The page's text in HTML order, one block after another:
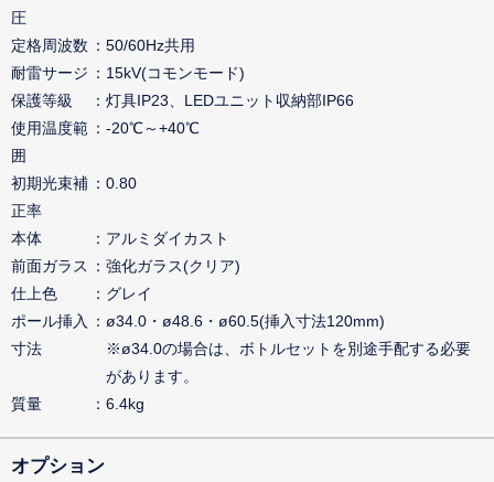
圧
定格周波数
50/60Hz共用
耐雷サージ
15kV(コモンモード)
保護等級
灯具IP23、LEDユニット収納部IP66
使用温度範
囲
-20℃～+40℃
初期光束補
正率
0.80
本体
アルミダイカスト
前面ガラス
強化ガラス(クリア)
仕上色
グレイ
ポール挿入
寸法
ø34.0・ø48.6・ø60.5(挿入寸法120mm)
※ø34.0の場合は、ボトルセットを別途手配する必要
があります。
質量
6.4kg
オプション